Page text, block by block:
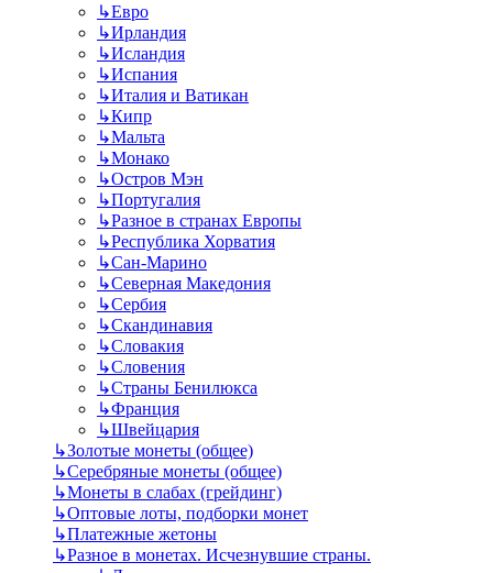
↳Евро
↳Ирландия
↳Исландия
↳Испания
↳Италия и Ватикан
↳Кипр
↳Мальта
↳Монако
↳Остров Мэн
↳Португалия
↳Разное в странах Европы
↳Республика Хорватия
↳Сан-Марино
↳Северная Македония
↳Сербия
↳Скандинавия
↳Словакия
↳Словения
↳Страны Бенилюкса
↳Франция
↳Швейцария
↳Золотые монеты (общее)
↳Серебряные монеты (общее)
↳Монеты в слабах (грейдинг)
↳Оптовые лоты, подборки монет
↳Платежные жетоны
↳Разное в монетах. Исчезнувшие страны.